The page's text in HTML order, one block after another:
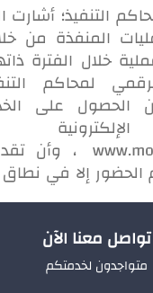
التنفيذ؛ أشارت
المنفذة من
ألف عملية خلال الفترة
لمحاكم
الحصول على
، وأن
الحضور إلا في
تواصل معنا الآن
متواجدون لخدمتكم